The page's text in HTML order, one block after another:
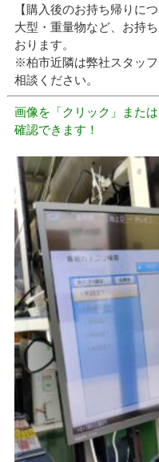
【購入後のお持ち帰りにつ
大型・重量物など、お持
おります。
※柏市近隣は弊社スタッ
相談ください。
画像を「クリック」また
確認できます！